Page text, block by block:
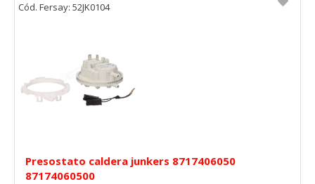
Presostato caldera junkers 8717406050
87174060500
Cód. Fersay: 52JK0104